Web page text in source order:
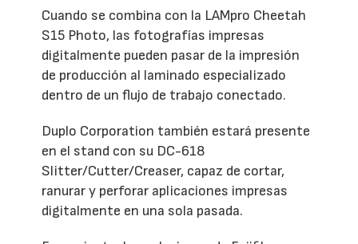
Cuando se combina con la LAMpro Cheetah
S15 Photo, las fotografías impresas
digitalmente pueden pasar de la impresión
de producción al laminado especializado
dentro de un flujo de trabajo conectado.
Duplo Corporation también estará presente
en el stand con su DC-618
Slitter/Cutter/Creaser, capaz de cortar,
ranurar y perforar aplicaciones impresas
digitalmente en una sola pasada.